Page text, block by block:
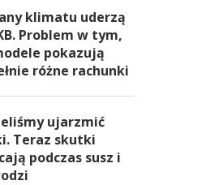
klimatu uderzą
Problem w tym,
pokazują
różne rachunki
ujarzmić
Teraz skutki
podczas susz i